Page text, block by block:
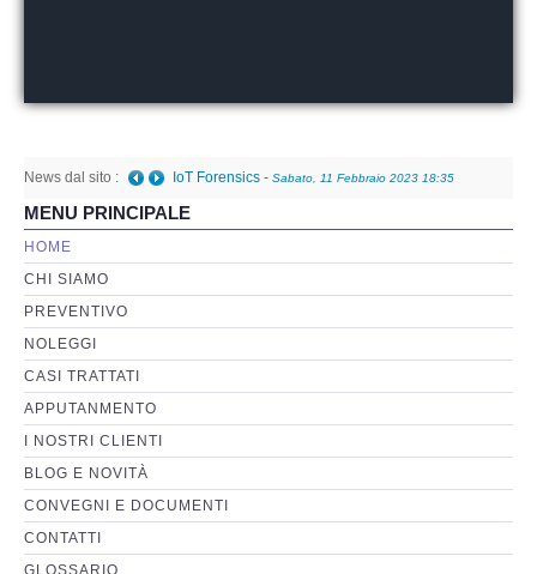
Perzia su Software/Programmi
Perizia Fonica e Trascrizioni
Perizia su Social Network
Perizia Web Reputation
Perizia Host e Mainframe
Perizia Contratti ICT
Perizia Disp. Elettronici
News dal sito : IoT Forensics - Sabato, 11 Febbraio 2023 18:35
MENU PRINCIPALE
HOME
CHI SIAMO
PREVENTIVO
NOLEGGI
CASI TRATTATI
APPUTANMENTO
I NOSTRI CLIENTI
BLOG E NOVITÀ
CONVEGNI E DOCUMENTI
CONTATTI
GLOSSARIO